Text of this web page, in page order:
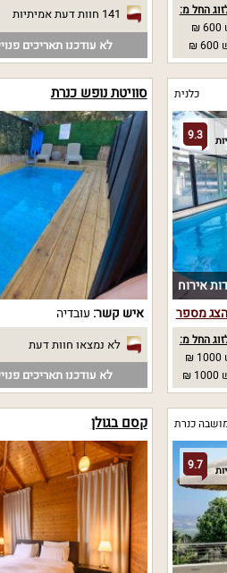
החל מ:
141 חוות דעת אמיתיות
לא עודכנו תאריכים
כלנית
9.3
הצג מספר
החל מ:
סוויטת נופש כנרת
איש קשר: עובדיה
לא נמצאו חוות דעת
לא עודכנו תאריכים
כנרת
9.7
קסם בגולן